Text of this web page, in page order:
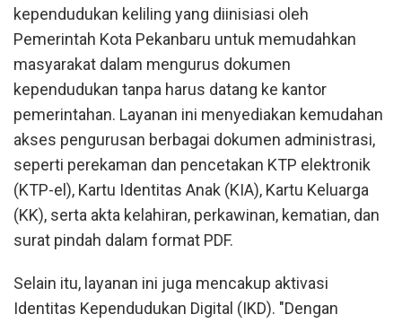
kependudukan keliling yang diinisiasi oleh
Pemerintah Kota Pekanbaru untuk memudahkan
masyarakat dalam mengurus dokumen
kependudukan tanpa harus datang ke kantor
pemerintahan. Layanan ini menyediakan kemudahan
akses pengurusan berbagai dokumen administrasi,
seperti perekaman dan pencetakan KTP elektronik
(KTP-el), Kartu Identitas Anak (KIA), Kartu Keluarga
(KK), serta akta kelahiran, perkawinan, kematian, dan
surat pindah dalam format PDF.
Selain itu, layanan ini juga mencakup aktivasi
Identitas Kependudukan Digital (IKD). "Dengan